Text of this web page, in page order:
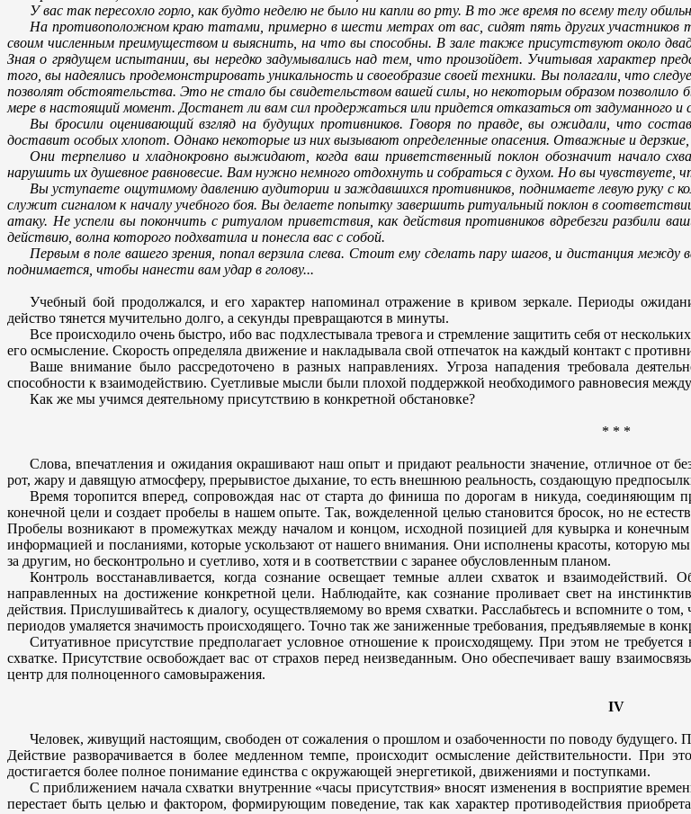
У вас так пересохло горло, как будто неделю не было ни капли во рту. В то же время по всему телу
На противоположном краю татами, примерно в шести метрах от вас, сидят пять других участников
своим численным преимуществом и выяснить, на что вы способны. В зале также присутствуют около
Зная о грядущем испытании, вы нередко задумывались над тем, что произойдет. Учитывая характер
того, вы надеялись продемонстрировать уникальность и своеобразие своей техники. Вы полагали, что
позволят обстоятельства. Это не стало бы свидетельством вашей силы, но некоторым образом
мере в настоящий момент. Достанет ли вам сил продержаться или придется отказаться от задуманного и
Вы бросили оценивающий взгляд на будущих противников. Говоря по правде, вы ожидали, что
доставит особых хлопот. Однако некоторые из них вызывают определенные опасения. Отважные и
Они терпеливо и хладнокровно выжидают, когда ваш приветственный поклон обозначит начало
нарушить их душевное равновесие. Вам нужно немного отдохнуть и собраться с духом. Но вы
Вы уступаете ощутимому давлению аудитории и заждавшихся противников, поднимаете левую руку с
служит сигналом к началу учебного боя. Вы делаете попытку завершить ритуальный поклон в
атаку. Не успели вы покончить с ритуалом приветствия, как действия противников вдребезги разбили
действию, волна которого подхватила и понесла вас с собой.
Первым в поле вашего зрения, попал верзила слева. Стоит ему сделать пару шагов, и дистанция
поднимается, чтобы нанести вам удар в голову...
Учебный бой продолжался, и его характер напоминал отражение в кривом зеркале. Периоды
действо тянется мучительно долго, а секунды превращаются в минуты.
Все происходило очень быстро, ибо вас подхлестывала тревога и стремление защитить себя от
его осмысление. Скорость определяла движение и накладывала свой отпечаток на каждый контакт с
Ваше внимание было рассредоточено в разных направлениях. Угроза нападения требовала
способности к взаимодействию. Суетливые мысли были плохой поддержкой необходимого равновесия
Как же мы учимся деятельному присутствию в конкретной обстановке?
* * *
Слова, впечатления и ожидания окрашивают наш опыт и придают реальности значение, отличное от
рот, жару и давящую атмосферу, прерывистое дыхание, то есть внешнюю реальность, создающую
Время торопится вперед, сопровождая нас от старта до финиша по дорогам в никуда, соединяющим
конечной цели и создает пробелы в нашем опыте. Так, вожделенной целью становится бросок, но не
Пробелы возникают в промежутках между началом и концом, исходной позицией для кувырка и
информацией и посланиями, которые ускользают от нашего внимания. Они исполнены красоты, которую
за другим, но бесконтрольно и суетливо, хотя и в соответствии с заранее обусловленным планом.
Контроль восстанавливается, когда сознание освещает темные аллеи схваток и
направленных на достижение конкретной цели. Наблюдайте, как сознание проливает свет на
действия. Прислушивайтесь к диалогу, осуществляемому во время схватки. Расслабьтесь и вспомните о
периодов умаляется значимость происходящего. Точно так же заниженные требования, предъявляемые в
Ситуативное присутствие предполагает условное отношение к происходящему. При этом не
схватке. Присутствие освобождает вас от страхов перед неизведанным. Оно обеспечивает вашу
центр для полноценного самовыражения.
IV
Человек, живущий настоящим, свободен от сожаления о прошлом и озабоченности по поводу будущего.
Действие разворачивается в более медленном темпе, происходит осмысление действительности. При
достигается более полное понимание единства с окружающей энергетикой, движениями и поступками.
С приближением начала схватки внутренние «часы присутствия» вносят изменения в восприятие
перестает быть целью и фактором, формирующим поведение, так как характер противодействия